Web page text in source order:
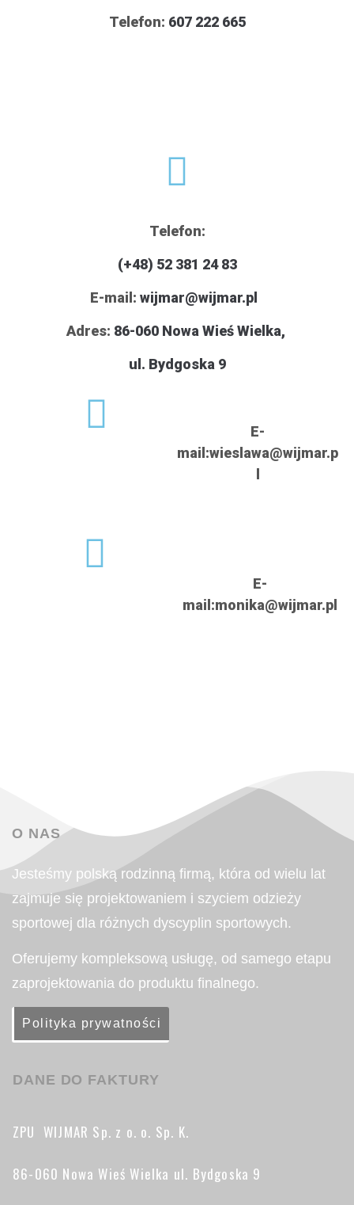
Telefon: 607 222 665
Telefon:
(+48) 52 381 24 83
E-mail: wijmar@wijmar.pl
Adres: 86-060 Nowa Wieś Wielka,
ul. Bydgoska 9
E-
mail:wieslawa@wijmar.p
E-
mail:monika@wijmar.pl
O NAS
Jesteśmy polską rodzinną firmą, która od wielu lat
zajmuje się projektowaniem i szyciem odzieży
sportowej dla różnych dyscyplin sportowych.
Oferujemy kompleksową usługę, od samego etapu
zaprojektowania do produktu finalnego.
Polityka prywatności
DANE DO FAKTURY
ZPU WIJMAR Sp. z o. o. Sp. K.
86-060 Nowa Wieś Wielka ul. Bydgoska 9